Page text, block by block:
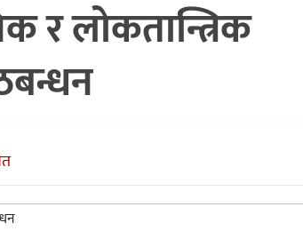
र लोकतान्त्रिक